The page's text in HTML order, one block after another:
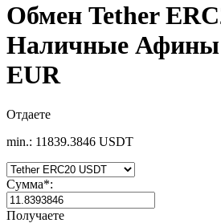
Обмен Tether
Наличные Афины
EUR
Отдаете
min.: 11839.3846 USDT
Сумма*:
Получаете